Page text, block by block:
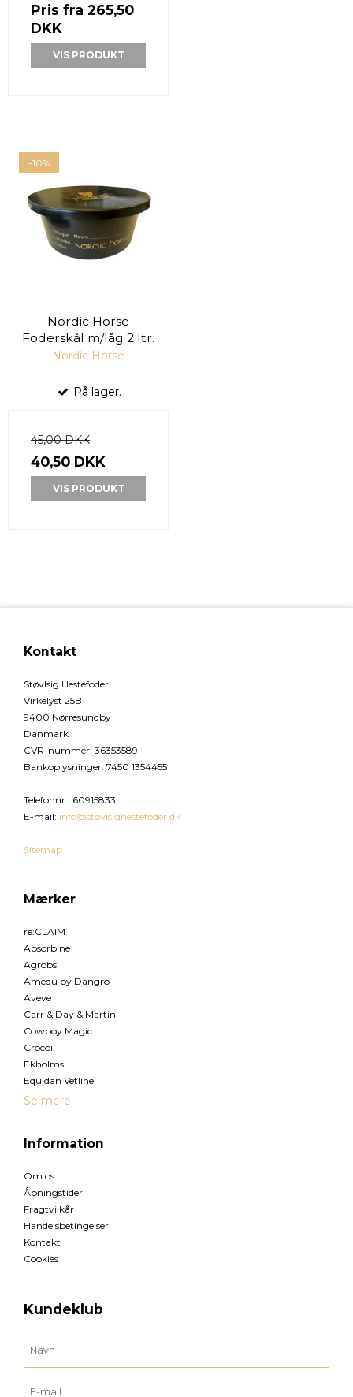
Pris fra 265,50
DKK
VIS PRODUKT
-10%
Nordic Horse
Foderskål m/låg 2 ltr.
Nordic Horse
På lager.
45,00 DKK
40,50 DKK
VIS PRODUKT
Kontakt
Støvlsig Hestefoder
Virkelyst 25B
9400 Nørresundby
Danmark
CVR-nummer: 36353589
Bankoplysninger: 7450 1354455
Telefonnr.: 60915833
E-mail: info@stovlsighestefoder.dk
Sitemap
Mærker
re:CLAIM
Absorbine
Agrobs
Amequ by Dangro
Aveve
Carr & Day & Martin
Cowboy Magic
Crocoil
Ekholms
Equidan Vetline
Se mere
Information
Om os
Åbningstider
Fragtvilkår
Handelsbetingelser
Kontakt
Cookies
Kundeklub